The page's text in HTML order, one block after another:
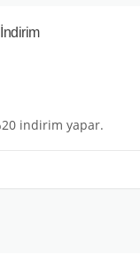
indirim yapar.